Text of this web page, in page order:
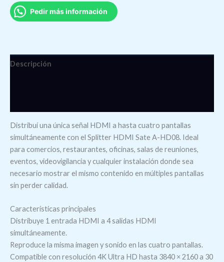
Pedir más información
Descripción
Distribuí una única señal HDMI a hasta cuatro pantallas
simultáneamente con el Splitter HDMI Sate A-HD08. Ideal
para comercios, restaurantes, oficinas, salas de reuniones,
eventos, videovigilancia y cualquier instalación donde sea
necesario mostrar el mismo contenido en múltiples pantallas
sin perder calidad.
Características principales
Distribuye 1 entrada HDMI a 4 salidas HDMI
simultáneamente.
Reproduce la misma imagen y sonido en las cuatro pantallas.
Compatible con resolución 4K Ultra HD hasta 3840 × 2160 a 30